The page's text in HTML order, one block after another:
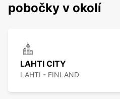
pobočky v okolí
LAHTI CITY
LAHTI - FINLAND